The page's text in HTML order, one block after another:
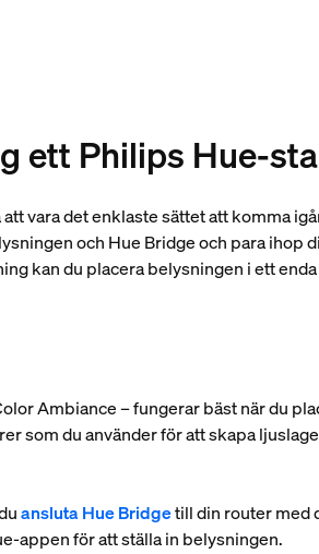
ett Philips Hue-
att vara det enklaste sättet att komma
och Hue Bridge och para
kan du placera belysningen i ett
Ambiance – fungerar bäst när du
som du använder för att skapa
ansluta Hue Bridgetill din router med
appen för att ställa in belysningen.